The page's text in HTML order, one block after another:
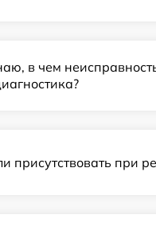
в чем
присутствовать при